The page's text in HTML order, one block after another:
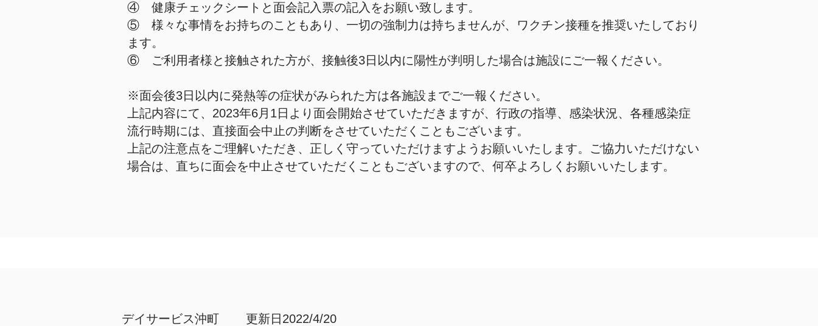
④ 健康チェックシートと面会記入票の記入をお願い致します。
​⑤ 様々な事情をお持ちのこともあり、一切の強制力は持ちませんが、ワクチン接種を推奨いたしており
ます。
⑥ ご利用者様と接触された方が、接触後3日以内に陽性が判明した場合は施設にご一報ください。
※面会後3日以内に発熱等の症状がみられた方は各施設までご一報ください。
上記内容にて、2023年6月1日より面会開始させていただきますが、行政の指導、感染状況、各種感染症
流行時期には、直接面会中止の判断をさせていただくこともございます。
上記の注意点をご理解いただき、正しく守っていただけますようお願いいたします。ご協力いただけない
場合は、直ちに面会を中止させていただくこともございますので、何卒よろしくお願いいたします。
デイサービス沖町 更新日2022/4/20